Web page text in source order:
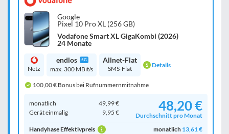
Google
Pixel 10 Pro XL (256 GB)
Vodafone Smart XL GigaKombi (2026)
24 Monate
Netz
endlos 5G
max. 300 MBit/s
Allnet-Flat
SMS-Flat Details
100,00 € Bonus bei Rufnummernmitnahme
monatlich
49,99 €
Gerät einmalig
9,95 € 48,20 €
Durchschnitt pro Monat
Handyhase Effektivpreis
monatlich 13,61 €